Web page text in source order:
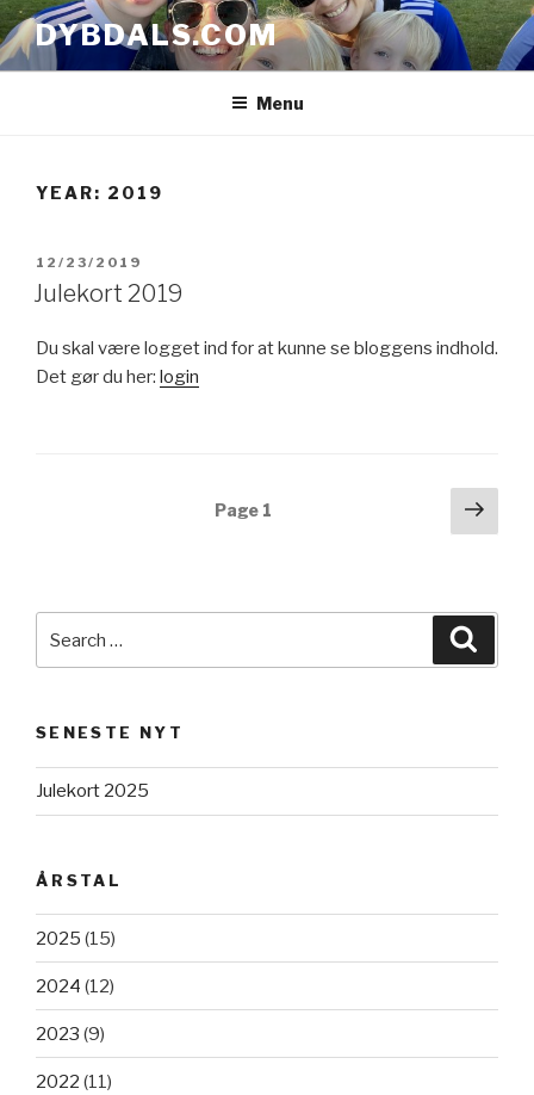
Skip
to
content
DYBDALS.COM
Menu
YEAR: 2019
POSTED
ON
12/23/2019
Julekort 2019
Du skal være logget ind for at kunne se bloggens indhold.
Det gør du her: login
Page 1
Next
SENESTE NYT
Julekort 2025
ÅRSTAL
2025 (15)
2024 (12)
2023 (9)
2022 (11)